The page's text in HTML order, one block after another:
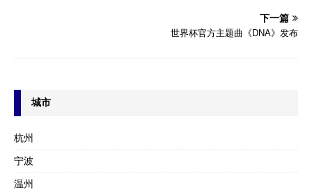
下一篇
世界杯官方主题曲《DNA》发布
城市
杭州
宁波
温州